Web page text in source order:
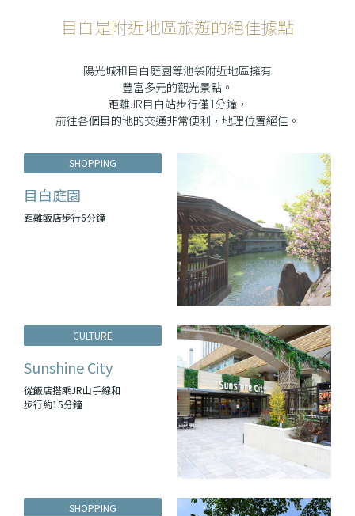
目白是附近地區旅遊的絕佳據點
陽光城和目白庭園等池袋附近地區擁有
豐富多元的觀光景點。
距離JR目白站步行僅1分鐘，
前往各個目的地的交通非常便利，地理位置絕佳。
SHOPPING
目白庭園
距離飯店步行6分鐘
CULTURE
Sunshine City
從飯店搭乘JR山手線和
步行約15分鐘
SHOPPING